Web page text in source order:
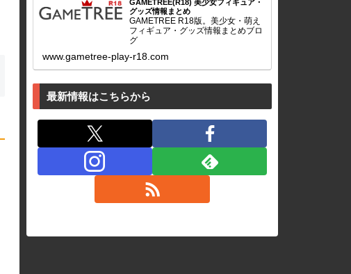
GAMETREE(R18) 美少女フィギュア・
グッズ情報まとめ
GAMETREE R18版。美少女・萌え
フィギュア・グッズ情報まとめブロ
グ
www.gametree-play-r18.com
最新情報はこちらから